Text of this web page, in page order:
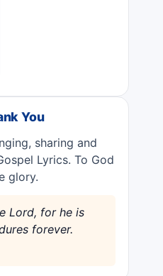
You
sharing and
Lyrics. To God
glory.
Lord, for he is
forever.